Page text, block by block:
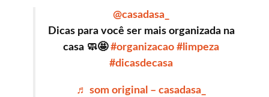
@casadasa_
Dicas para você ser mais organizada na
casa 🧼🤩#organizacao #limpeza
#dicasdecasa
♬ som original – casadasa_